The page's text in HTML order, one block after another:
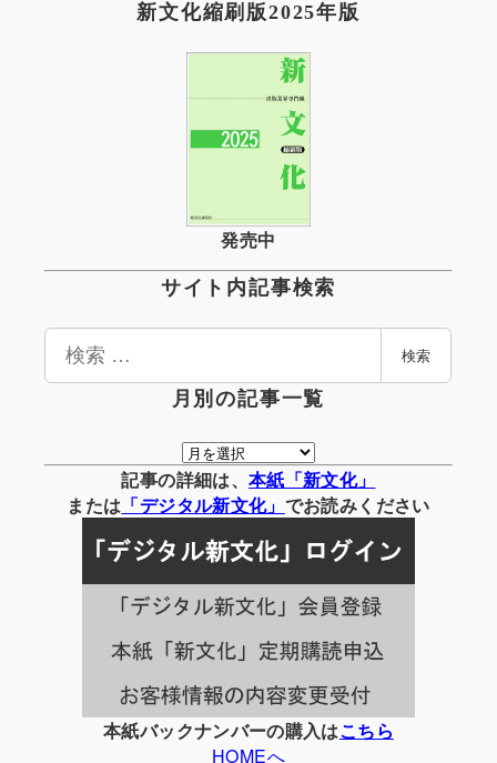
新文化縮刷版2025年版
発売中
サイト内記事検索
検
検索
月別の記事一覧
月
別
の
事
覧
記事の詳細は、 本紙「新文化」
または 「デジタル新文化」 でお読みください
本紙バックナンバーの購入はこちら
HOMEへ